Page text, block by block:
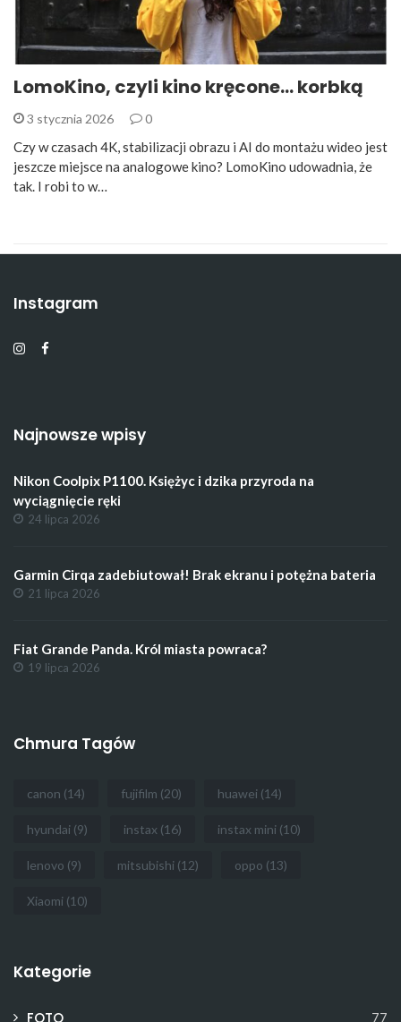
LomoKino, czyli kino kręcone… korbką
3 stycznia 2026 0
Czy w czasach 4K, stabilizacji obrazu i AI do montażu wideo jest
jeszcze miejsce na analogowe kino? LomoKino udowadnia, że
tak. I robi to w…
Instagram
Najnowsze wpisy
Nikon Coolpix P1100. Księżyc i dzika przyroda na
wyciągnięcie ręki
24 lipca 2026
Garmin Cirqa zadebiutował! Brak ekranu i potężna bateria
21 lipca 2026
Fiat Grande Panda. Król miasta powraca?
19 lipca 2026
Chmura Tagów
canon (14) fujifilm (20) huawei (14)
hyundai (9) instax (16) instax mini (10)
lenovo (9) mitsubishi (12) oppo (13)
Xiaomi (10)
Kategorie
FOTO 77